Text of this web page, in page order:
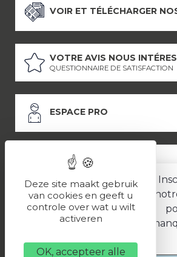
VOIR ET TÉLÉCHARGER
VOTRE AVIS NOUS
QUESTIONNAIRE DE SATISFACTION
ESPACE PRO
ESPACE PRESSE
LES PARTENAIRES
Politique de
Deze site maakt gebruik
van cookies en geeft u
controle over wat u wilt
activeren
OK, accepteer alle